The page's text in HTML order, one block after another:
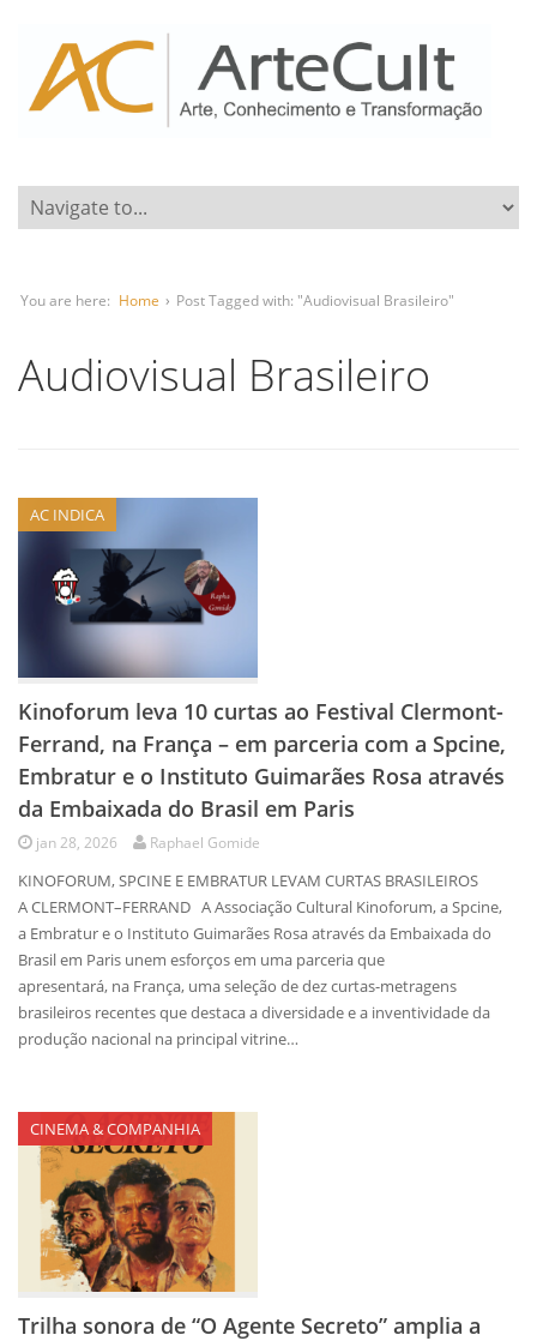
You are here: Home › Post Tagged with: "Audiovisual Brasileiro"
Audiovisual Brasileiro
AC INDICA
Kinoforum leva 10 curtas ao Festival Clermont-
Ferrand, na França – em parceria com a Spcine,
Embratur e o Instituto Guimarães Rosa através
da Embaixada do Brasil em Paris
jan 28, 2026 Raphael Gomide
KINOFORUM, SPCINE E EMBRATUR LEVAM CURTAS BRASILEIROS
A CLERMONT–FERRAND A Associação Cultural Kinoforum, a Spcine,
a Embratur e o Instituto Guimarães Rosa através da Embaixada do
Brasil em Paris unem esforços em uma parceria que
apresentará, na França, uma seleção de dez curtas-metragens
brasileiros recentes que destaca a diversidade e a inventividade da
produção nacional na principal vitrine…
CINEMA & COMPANHIA
Trilha sonora de “O Agente Secreto” amplia a